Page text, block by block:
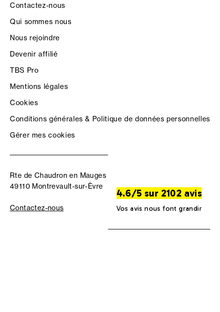
Contactez-nous
Qui sommes nous
Nous rejoindre
Devenir affilié
TBS Pro
Mentions légales
Cookies
Conditions générales & Politique de données personnelles
Gérer mes cookies
Rte de Chaudron en Mauges
49110 Montrevault-sur-Èvre
Contactez-nous
4.6/5 sur 2102 avis
Vos avis nous font grandir